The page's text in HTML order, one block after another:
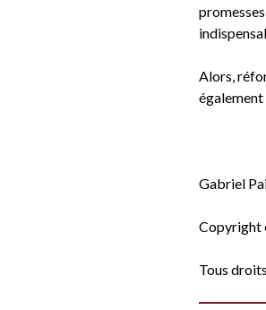
Alors,
Gabriel
Copyright
Tous